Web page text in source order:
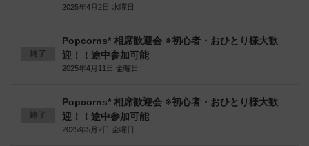
2025年4月2日 水曜日
終了
Popcorns* 相席歓迎会 ※初心者・おひとり様大歓
迎！！途中参加可能
2025年4月11日 金曜日
終了
Popcorns* 相席歓迎会 ※初心者・おひとり様大歓
迎！！途中参加可能
2025年5月2日 金曜日